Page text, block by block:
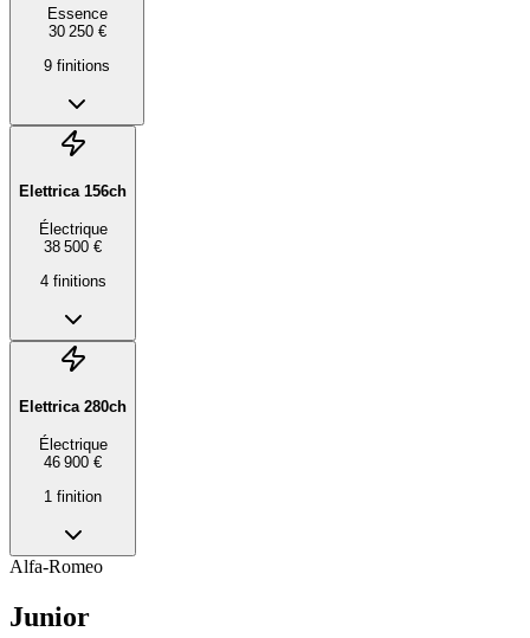
Essence
30 250 €
9 finitions
Elettrica 156ch
Électrique
38 500 €
4finitions
Elettrica 280ch
Électrique
46 900 €
1 finition
Alfa-Romeo
Junior